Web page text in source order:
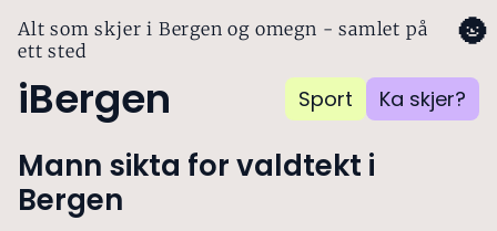
Alt som skjer i Bergen og omegn - samlet på
ett sted
iBergen Sport Ka skjer?
🌚
Mann sikta for valdtekt i
Bergen